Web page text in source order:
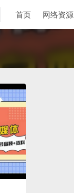
首页 网络资源